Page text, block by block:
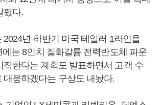
렸다.
2024년 하반기 미국 테일러 1라인을
에는 8인치 질화갈륨 전력반도체 파운
작한다는 계획도 발표하면서 고객 수
대응하겠다는 구상도 내놨다.